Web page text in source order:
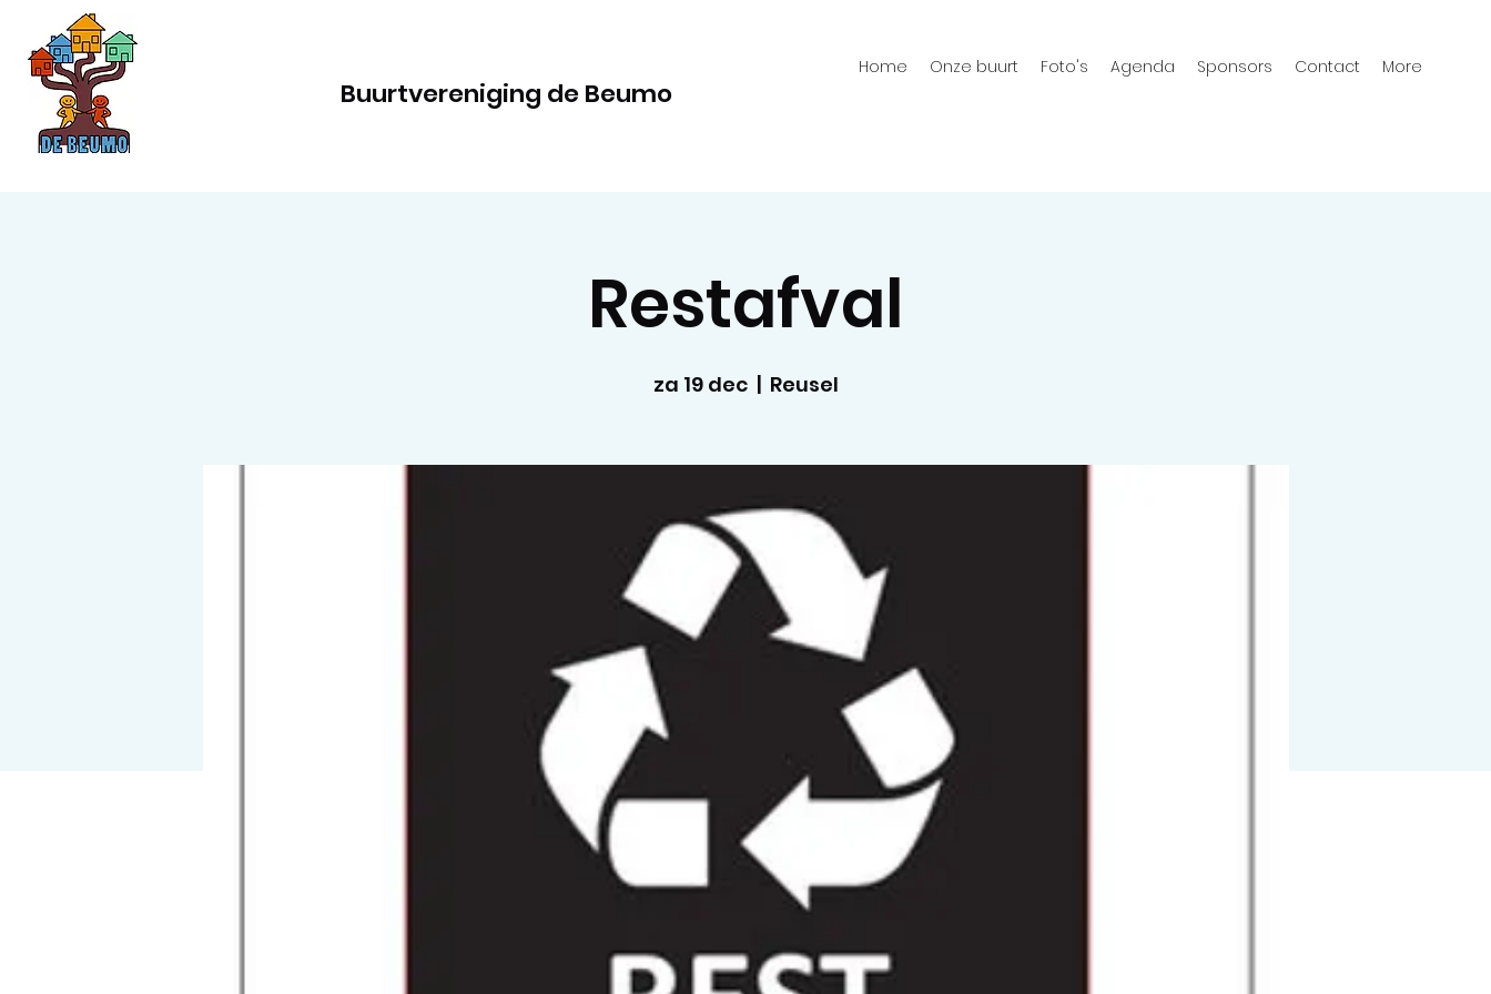
Buurtvereniging de Beumo
Home Onze buurt Foto's Agenda Sponsors Contact More
Restafval
za 19 dec
  |
Reusel